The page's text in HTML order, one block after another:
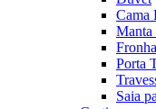
Cama
Manta
Porta
Saia